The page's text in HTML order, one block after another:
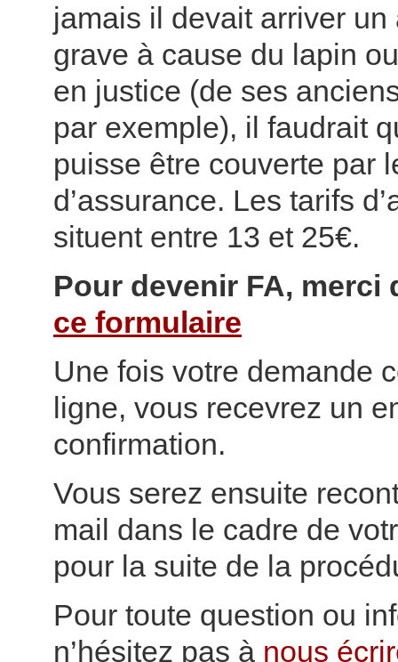
jamais il devait arriver un
grave à cause du lapin
en justice (de ses
par exemple), il faudrait
puisse être couverte par
d’assurance. Les tarifs
situent entre 13 et 25€.
Pour devenir FA, merci
ce formulaire
Une fois votre demande
ligne, vous recevrez un
confirmation.
Vous serez ensuite
mail dans le cadre de
pour la suite de la
Pour toute question ou
n’hésitez pas à nous